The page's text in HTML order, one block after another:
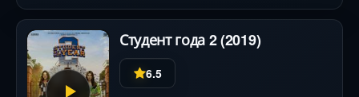
Студент года 2 (2019)
6.5